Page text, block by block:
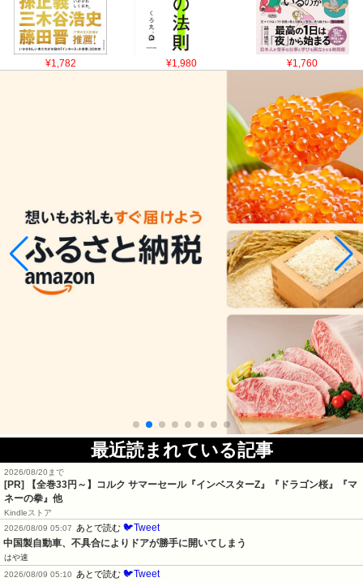
¥1,782 ¥1,980 ¥1,760
最近読まれている記事
2026/08/20まで
[PR]
【全巻33円～】コルク サマーセール『インベスターZ』『ドラゴン桜』『マ
ネーの拳』他
Kindleストア
2026/08/09 05:07
あとで読む 🐦Tweet
中国製自動車、不具合によりドアが勝手に開いてしまう
はや速
2026/08/09 05:10
あとで読む 🐦Tweet